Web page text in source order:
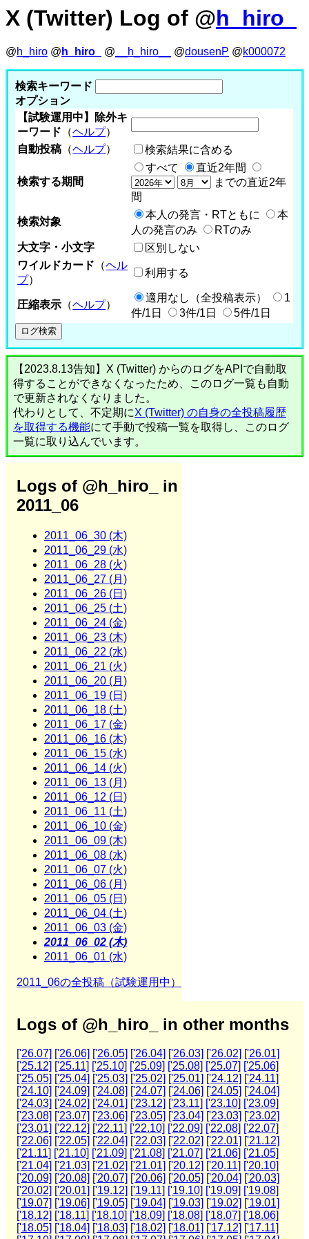
X (Twitter) Log of @h_hiro_
@h_hiro @ h_hiro_ @ __h_hiro__ @dousenP @k000072
検索キーワード
オプション
【試験運用中】除外キ
ーワード （ヘルプ）
自動投稿 （ヘルプ） 検索結果に含める
検索する期間
すべて
直近2年間
までの直近2年
間
検索対象
本人の発言・RTともに
本
人の発言のみ
RTのみ
大文字・小文字
区別しない
ワイルドカード （ヘル
プ）
利用する
圧縮表示 （ヘルプ）
適用なし（全投稿表示）
1
件/1日
3件/1日 5件/1日
【2023.8.13告知】X (Twitter) からのログをAPIで自動取
得することができなくなったため、このログ一覧も自動
で更新されなくなりました。
代わりとして、不定期にX (Twitter) の自身の全投稿履歴
を取得する機能にて手動で投稿一覧を取得し、このログ
一覧に取り込んでいます。
Logs of @h_hiro_ in
2011_06
2011_06_30 (木)
2011_06_29 (水)
2011_06_28 (火)
2011_06_27 (月)
2011_06_26 (日)
2011_06_25 (土)
2011_06_24 (金)
2011_06_23 (木)
2011_06_22 (水)
2011_06_21 (火)
2011_06_20 (月)
2011_06_19 (日)
2011_06_18 (土)
2011_06_17 (金)
2011_06_16 (木)
2011_06_15 (水)
2011_06_14 (火)
2011_06_13 (月)
2011_06_12 (日)
2011_06_11 (土)
2011_06_10 (金)
2011_06_09 (木)
2011_06_08 (水)
2011_06_07 (火)
2011_06_06 (月)
2011_06_05 (日)
2011_06_04 (土)
2011_06_03 (金)
2011_06_02 (木)
2011_06_01 (水)
2011_06の全投稿（試験運用中）
Logs of @h_hiro_ in other months
['26.07] ['26.06] ['26.05] ['26.04] ['26.03] ['26.02] ['26.01]
['25.12] ['25.11] ['25.10] ['25.09] ['25.08] ['25.07] ['25.06]
['25.05] ['25.04] ['25.03] ['25.02] ['25.01] ['24.12] ['24.11]
['24.10] ['24.09] ['24.08] ['24.07] ['24.06] ['24.05] ['24.04]
['24.03] ['24.02] ['24.01] ['23.12] ['23.11] ['23.10] ['23.09]
['23.08] ['23.07] ['23.06] ['23.05] ['23.04] ['23.03] ['23.02]
['23.01] ['22.12] ['22.11] ['22.10] ['22.09] ['22.08] ['22.07]
['22.06] ['22.05] ['22.04] ['22.03] ['22.02] ['22.01] ['21.12]
['21.11] ['21.10] ['21.09] ['21.08] ['21.07] ['21.06] ['21.05]
['21.04] ['21.03] ['21.02] ['21.01] ['20.12] ['20.11] ['20.10]
['20.09] ['20.08] ['20.07] ['20.06] ['20.05] ['20.04] ['20.03]
['20.02] ['20.01] ['19.12] ['19.11] ['19.10] ['19.09] ['19.08]
['19.07] ['19.06] ['19.05] ['19.04] ['19.03] ['19.02] ['19.01]
['18.12] ['18.11] ['18.10] ['18.09] ['18.08] ['18.07] ['18.06]
['18.05] ['18.04] ['18.03] ['18.02] ['18.01] ['17.12] ['17.11]